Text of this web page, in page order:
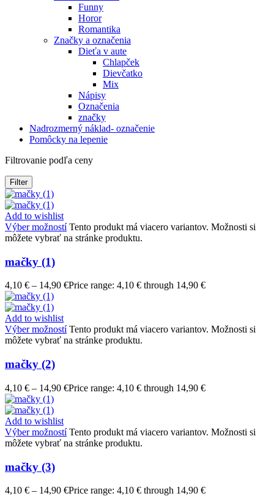
Funny
Horor
Romantika
Značky a označenia
Dieťa v aute
Chlapček
Dievčatko
Mix
Nápisy
Označenia
značky
Nadrozmerný náklad- označenie
Pomôcky na lepenie
Filtrovanie podľa ceny
Filter
Add to wishlist
Výber možností Tento produkt má viacero variantov. Možnosti si
môžete vybrať na stránke produktu.
mačky (1)
4,10 € – 14,90 €Price range: 4,10 € through 14,90 €
Add to wishlist
Výber možností Tento produkt má viacero variantov. Možnosti si
môžete vybrať na stránke produktu.
mačky (2)
4,10 € – 14,90 €Price range: 4,10 € through 14,90 €
Add to wishlist
Výber možností Tento produkt má viacero variantov. Možnosti si
môžete vybrať na stránke produktu.
mačky (3)
4,10 € – 14,90 €Price range: 4,10 € through 14,90 €